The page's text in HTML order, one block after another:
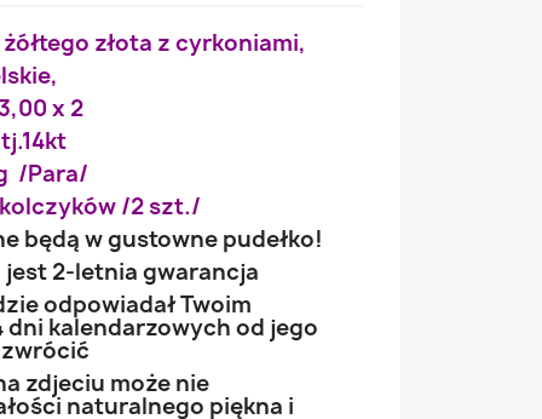
złota z cyrkoniami,
x 2
/Para/
/2 szt./
będą w gustowne pudełko!
2-letnia gwarancja
odpowiadał Twoim
dni kalendarzowych od jego
zdjeciu może nie
naturalnego piękna i